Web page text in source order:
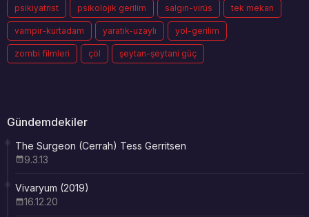
psikiyatrist psikolojik gerilim salgın-virüs tek mekan
vampir-kurtadam yaratık-uzaylı yol-gerilim
zombi filmleri çöl şeytan-şeytani güç
Gündemdekiler
The Surgeon (Cerrah) Tess Gerritsen
9.3.13
Vivaryum (2019)
16.12.20